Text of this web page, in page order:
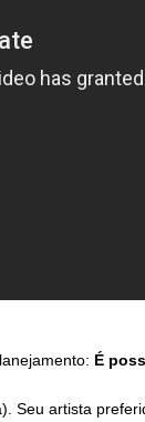
É
Seu artista